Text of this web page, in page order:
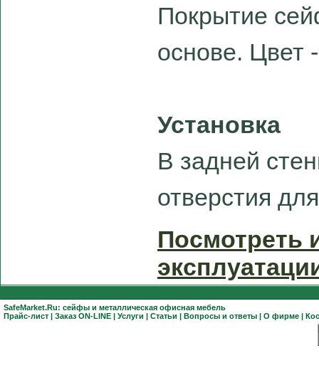
Покрытие
основе. Цвет
Установка
В задней
отверстия
Посмотреть
SafeMarket.Ru: сейфы и металлическая офисная мебель
Прайс-лист | Заказ ON-LINE | Услуги | Статьи | Вопросы и ответы | О фирме |